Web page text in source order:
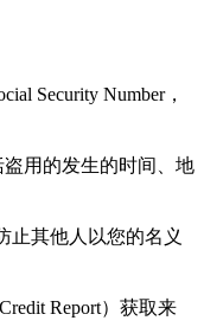
Security Number，
用的发生的时间、地
止其他人以您的名义
Report）获取来